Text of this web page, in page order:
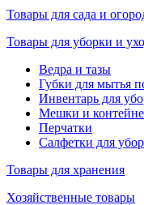
Товары для сада и
Товары для уборки и
Ведра и тазы
Губки для мытья
Инвентарь для
Мешки и
Перчатки
Салфетки для
Товары для хранения
Хозяйственные товары